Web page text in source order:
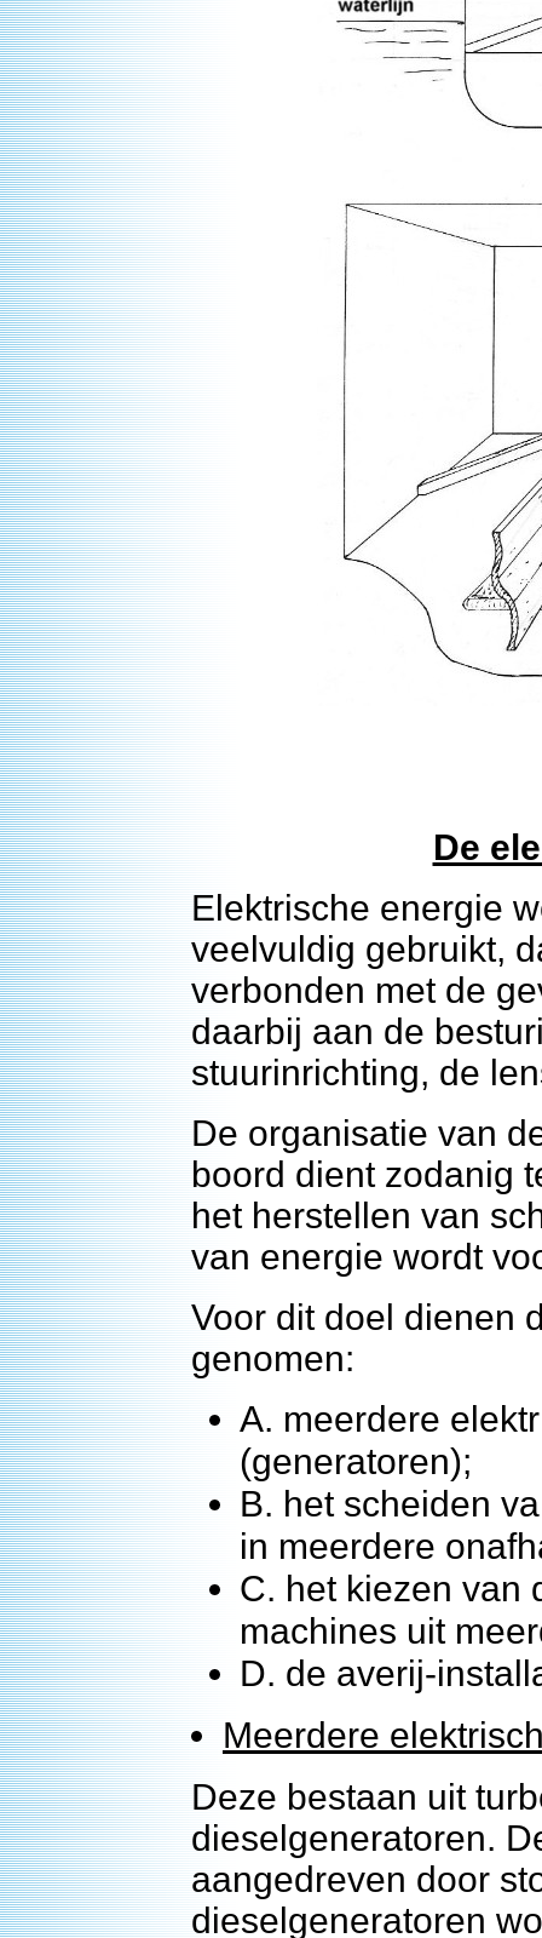
De
Elektrische energie
veelvuldig gebruikt,
verbonden met de
daarbij aan de
stuurinrichting, de
De organisatie van
boord dient zodanig
het herstellen van
van energie wordt
Voor dit doel dienen
genomen:
A. meerdere
(generatoren);
B. het scheiden
in meerdere
C. het kiezen van
machines uit
D. de averij-
Meerdere
Deze bestaan uit
dieselgeneratoren.
aangedreven door
dieselgeneratoren